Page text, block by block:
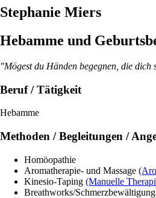
Stephanie Miers
Hebamme und
"Mögest du Händen begegnen, die dich
Beruf / Tätigkeit
Hebamme
Methoden / Begleitungen /
Homöopathie
Aromatherapie- und Massage
Kinesio-Taping (Manuelle
Breathworks/Schmerzbewältigung